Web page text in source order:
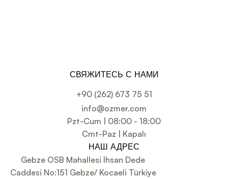
СВЯЖИТЕСЬ С НАМИ
+90 (262) 673 75 51
info@ozmer.com
Pzt-Cum | 08:00 - 18:00
Cmt-Paz | Kapalı
НАШ АДРЕС
Gebze OSB Mahallesi İhsan Dede
Caddesi No:151 Gebze/ Kocaeli Türkiye